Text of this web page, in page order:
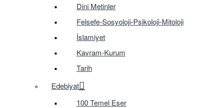
Dini Metinler
Felsefe-Sosyoloji-Psikoloji-Mitoloji
İslamiyet
Kavram-Kurum
Tarih
Edebiyat
100 Temel Eser